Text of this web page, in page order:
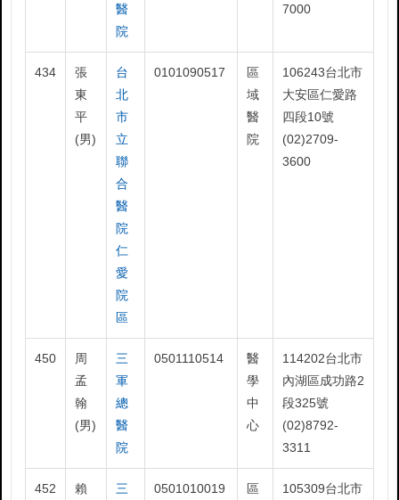
醫
院
7000
434
張
東
平
(男)
台
北
市
立
聯
合
醫
院
仁
愛
院
區
0101090517
區
域
醫
院
106243台北市
大安區仁愛路
四段10號
(02)2709-
3600
450
周
孟
翰
(男)
三
軍
總
醫
院
0501110514
醫
學
中
心
114202台北市
內湖區成功路2
段325號
(02)8792-
3311
452
賴
三
0501010019
區
105309台北市